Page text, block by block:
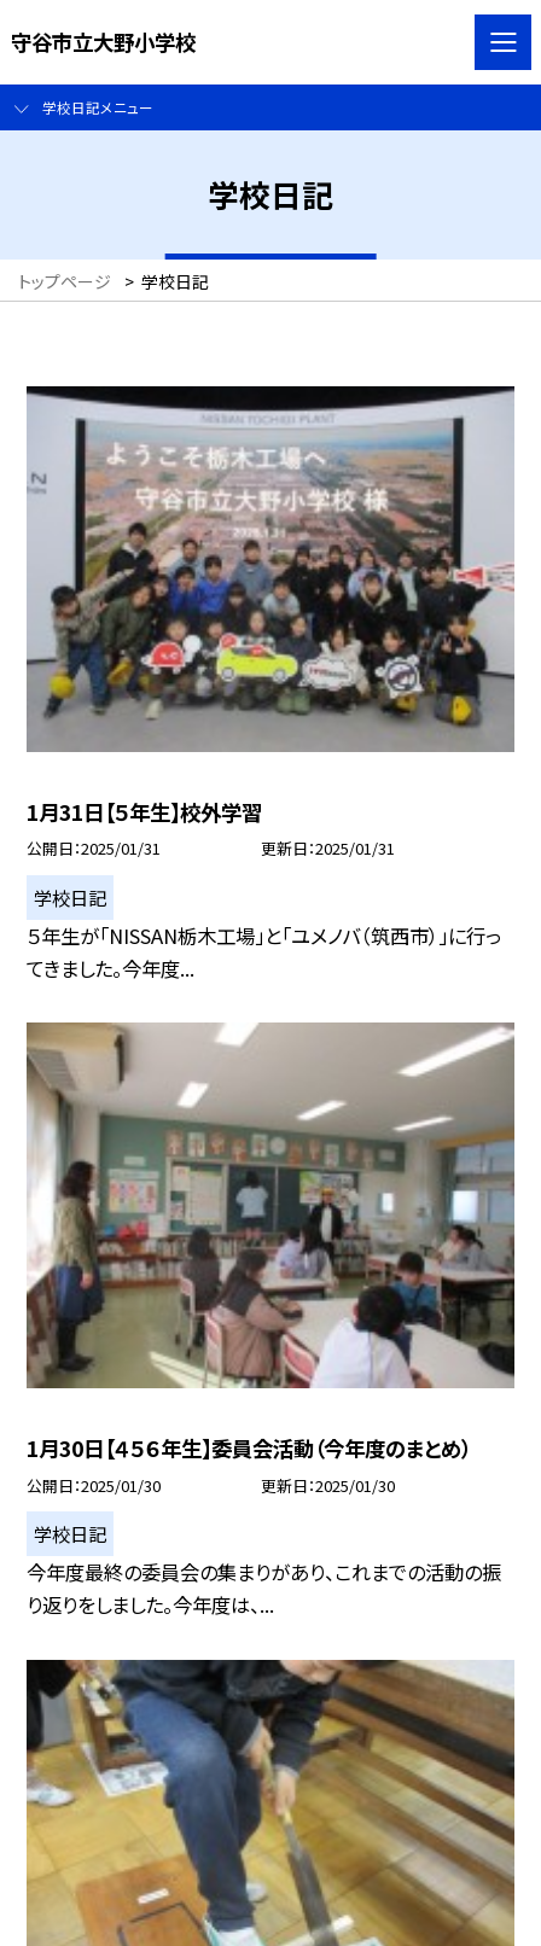
守谷市立大野小学校
学校日記メニュー
学校日記
トップページ > 学校日記
1月31日【５年生】校外学習
公開日 2025/01/31 更新日 2025/01/31
学校日記
５年生が「NISSAN栃木工場」と「ユメノバ（筑西市）」に行っ
てきました。今年度...
1月30日【４５６年生】委員会活動（今年度のまとめ）
公開日 2025/01/30 更新日 2025/01/30
学校日記
今年度最終の委員会の集まりがあり、これまでの活動の振
り返りをしました。今年度は、...